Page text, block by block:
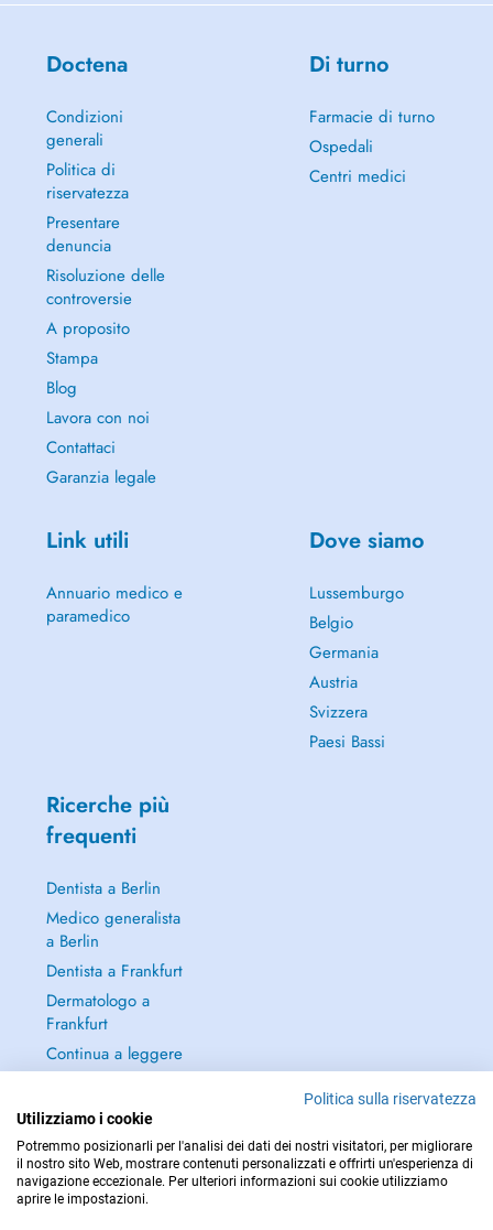
Doctena
Condizioni
generali
Politica di
riservatezza
Presentare
denuncia
Risoluzione delle
controversie
A proposito
Stampa
Blog
Lavora con noi
Contattaci
Garanzia legale
Di turno
Farmacie di turno
Ospedali
Centri medici
Link utili
Annuario medico e
paramedico
Dove siamo
Lussemburgo
Belgio
Germania
Austria
Svizzera
Paesi Bassi
Ricerche più
frequenti
Dentista a Berlin
Medico generalista
a Berlin
Dentista a Frankfurt
Dermatologo a
Frankfurt
Continua a leggere
→
PER LE URGENZE, CONSULTARE : 112
Politica sulla riservatezza
Utilizziamo i cookie
Potremmo posizionarli per l'analisi dei dati dei nostri visitatori, per migliorare
il nostro sito Web, mostrare contenuti personalizzati e offrirti un'esperienza di
navigazione eccezionale. Per ulteriori informazioni sui cookie utilizziamo
aprire le impostazioni.